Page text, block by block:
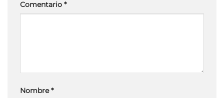
Comentario *
Nombre*